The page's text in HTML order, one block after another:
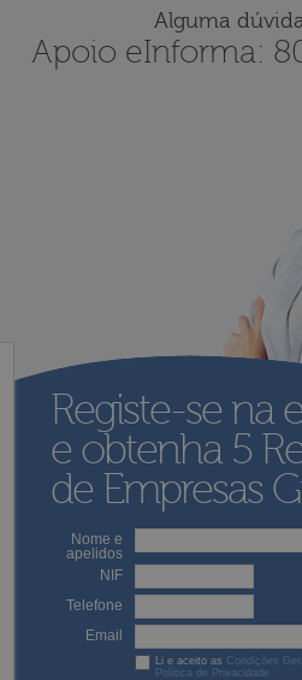
Alguma
Apoio eInforma:
Registe-se na
e obtenha5
de Empresas
Nome e
apelidos
NIF
Telefone
Email
Li e aceito as Condições
Política de Privacidade